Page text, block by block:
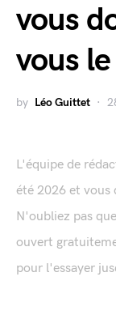
vous
vous
by Léo Guittet
L'équipe de
été 2026 et vous
N'oubliez pas
ouvert
pour l'essayer